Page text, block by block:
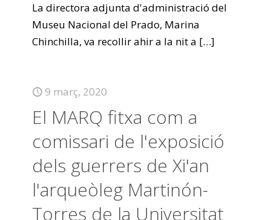
La directora adjunta d'administració del
Museu Nacional del Prado, Marina
Chinchilla, va recollir ahir a la nit a […]
9 març, 2020
El MARQ fitxa com a
comissari de l'exposició
dels guerrers de Xi'an
l'arqueòleg Martinón-
Torres de la Universitat